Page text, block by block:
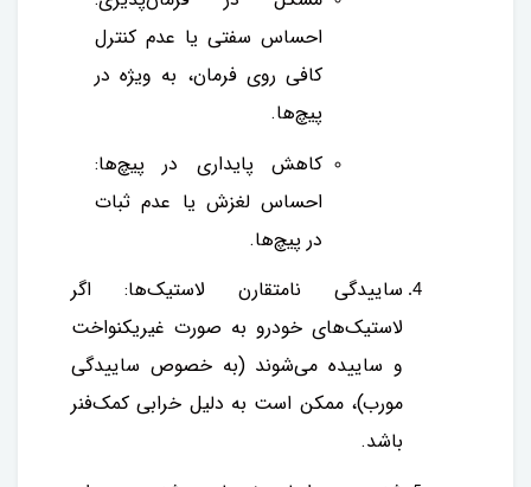
احساس سفتی یا عدم کنترل
کافی روی فرمان، به ویژه در
پیچ‌ها.
کاهش پایداری در پیچ‌ها:
احساس لغزش یا عدم ثبات
در پیچ‌ها.
ساییدگی نامتقارن لاستیک‌ها: اگر
لاستیک‌های خودرو به صورت غیریکنواخت
و ساییده می‌شوند (به خصوص ساییدگی
مورب)، ممکن است به دلیل خرابی کمک‌فنر
باشد.